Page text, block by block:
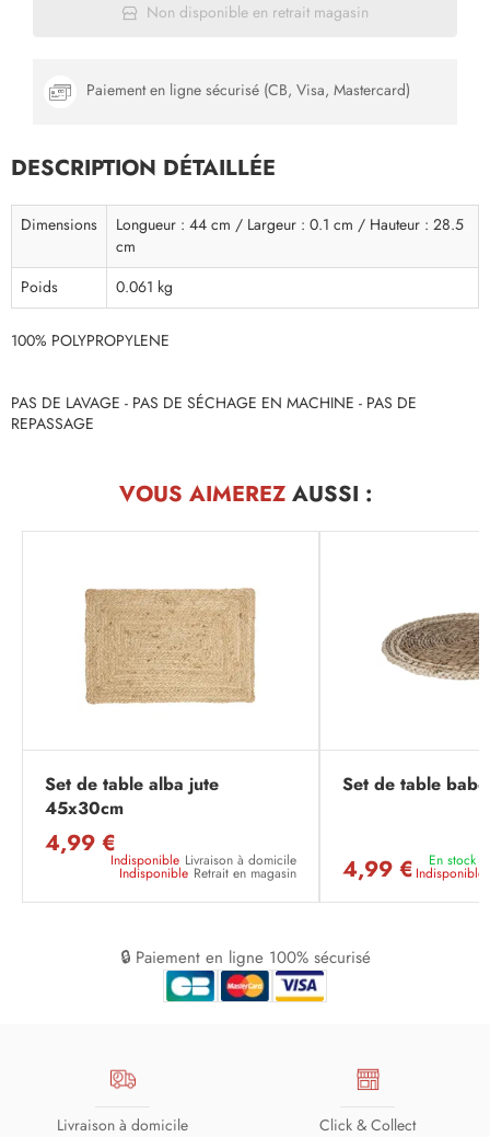
Non disponible en retrait magasin
Paiement en ligne sécurisé (CB, Visa, Mastercard)
DESCRIPTION DÉTAILLÉE
Dimensions
Longueur : 44 cm / Largeur : 0.1 cm / Hauteur : 28.5
cm
Poids
0.061 kg
100% POLYPROPYLENE
PAS DE LAVAGE - PAS DE SÉCHAGE EN MACHINE - PAS DE
REPASSAGE
VOUS AIMEREZAUSSI :
Set de table alba jute
45x30cm
4,99 €
Indisponible Livraison à domicile
Indisponible Retrait en magasin
Set de table
4,99 € En stock
Indisponible
🔒 Paiement en ligne 100% sécurisé
Livraison à domicile Click & Collect